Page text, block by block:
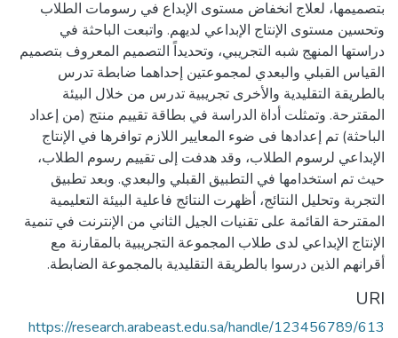
بتصميمها، لعلاج انخفاض مستوى الإبداع في رسومات الطلاب
وتحسين مستوى الإنتاج الإبداعي لديهم. واتبعت الباحثة في
دراستها المنهج شبه التجريبي، وتحديداً التصميم المعروف بتصميم
القياس القبلي والبعدي لمجموعتين إحداهما ضابطة تدرس
بالطريقة التقليدية والأخرى تجريبية تدرس من خلال البيئة
المقترحة. وتمثلت أداة الدراسة في بطاقة تقييم منتج (من إعداد
الباحثة) تم إعدادها فى ضوء المعايير اللازم توافرها في الإنتاج
الإبداعي لرسوم الطلاب، وقد هدفت إلى تقييم رسوم الطلاب،
حيث تم استخدامها في التطبيق القبلي والبعدي. وبعد تطبيق
التجربة وتحليل النتائج، أظهرت النتائج فاعلية البيئة التعليمية
المقترحة القائمة على تقنيات الجيل الثاني من الإنترنت في تنمية
الإنتاج الإبداعي لدى طلاب المجموعة التجريبية بالمقارنة مع
أقرانهم الذين درسوا بالطريقة التقليدية بالمجموعة الضابطة.
URI
https://research.arabeast.edu.sa/handle/123456789/613